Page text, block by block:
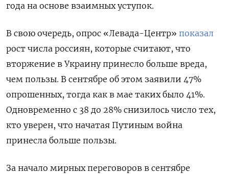
года на основе взаимных уступок.
В свою очередь, опрос «Левада-Центр» показал
рост числа россиян, которые считают, что
вторжение в Украину принесло больше вреда,
чем пользы. В сентябре об этом заявили 47%
опрошенных, тогда как в мае таких было 41%.
Одновременно с 38 до 28% снизилось число тех,
кто уверен, что начатая Путиным война
принесла больше пользы.
За начало мирных переговоров в сентябре